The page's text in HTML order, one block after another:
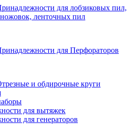
для лобзиковых пил,
ленточных пил
для Перфораторов
и обдирочные круги
для вытяжек
для генераторов